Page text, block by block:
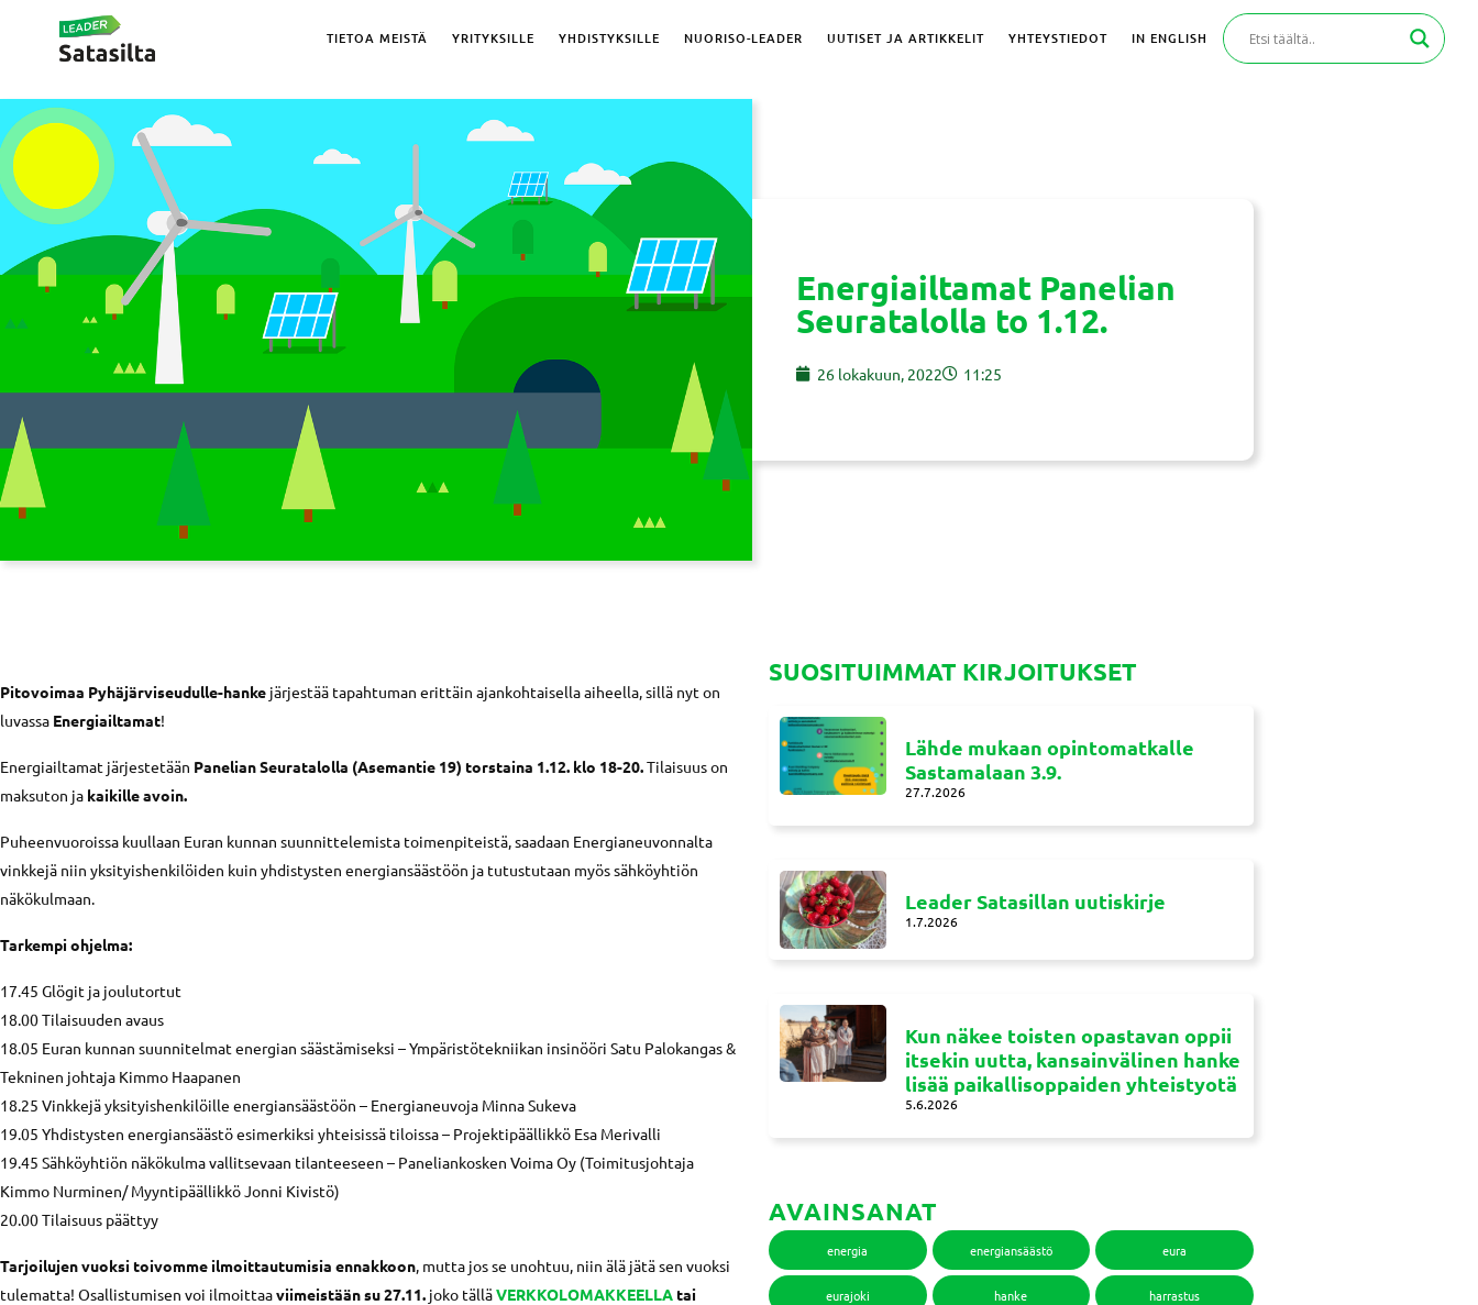
TIETOA MEISTÄ YRITYKSILLE YHDISTYKSILLE NUORISO-LEADER UUTISET JA ARTIKKELIT YHTEYSTIEDOT IN ENGLISH
Energiailtamat Panelian
Seuratalolla to 1.12.
26 lokakuun, 2022 11:25
Pitovoimaa Pyhäjärviseudulle-hanke järjestää tapahtuman erittäin ajankohtaisella aiheella, sillä nyt on
luvassa Energiailtamat!
Energiailtamat järjestetään Panelian Seuratalolla (Asemantie 19) torstaina 1.12. klo 18-20.Tilaisuus on
maksuton ja kaikille avoin.
Puheenvuoroissa kuullaan Euran kunnan suunnittelemista toimenpiteistä, saadaan Energianeuvonnalta
vinkkejä niin yksityishenkilöiden kuin yhdistysten energiansäästöön ja tutustutaan myös sähköyhtiön
näkökulmaan.
Tarkempi ohjelma:
17.45 Glögit ja joulutortut
18.00 Tilaisuuden avaus
18.05 Euran kunnan suunnitelmat energian säästämiseksi – Ympäristötekniikan insinööri Satu Palokangas &
Tekninen johtaja Kimmo Haapanen
18.25 Vinkkejä yksityishenkilöille energiansäästöön – Energianeuvoja Minna Sukeva
19.05 Yhdistysten energiansäästö esimerkiksi yhteisissä tiloissa – Projektipäällikkö Esa Merivalli
19.45 Sähköyhtiön näkökulma vallitsevaan tilanteeseen – Paneliankosken Voima Oy (Toimitusjohtaja
Kimmo Nurminen/ Myyntipäällikkö Jonni Kivistö)
20.00 Tilaisuus päättyy
Tarjoilujen vuoksi toivomme ilmoittautumisia ennakkoon, mutta jos se unohtuu, niin älä jätä sen vuoksi
tulematta! Osallistumisen voi ilmoittaaviimeistään su 27.11. joko tälläVERKKOLOMAKKEELLA tai
SUOSITUIMMAT KIRJOITUKSET
Lähde mukaan opintomatkalle
Sastamalaan 3.9.
27.7.2026
Leader Satasillan uutiskirje
1.7.2026
Kun näkee toisten opastavan oppii
itsekin uutta, kansainvälinen hanke
lisää paikallisoppaiden yhteistyotä
5.6.2026
AVAINSANAT
energia energiansäästö eura
eurajoki hanke harrastus